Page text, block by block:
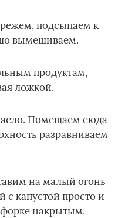
подсыпаем к
вымешиваем.
продуктам,
ложкой.
Помещаем сюда
разравниваем
на малый огонь
с капустой просто и
накрытым,